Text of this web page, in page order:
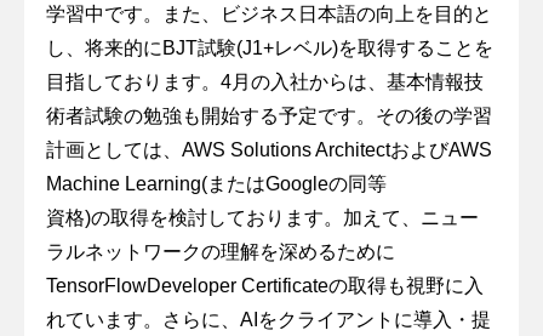
学習中です。また、ビジネス日本語の向上を目的と
し、将来的にBJT試験(J1+レベル)を取得することを
目指しております。4月の入社からは、基本情報技
術者試験の勉強も開始する予定です。その後の学習
計画としては、AWS Solutions ArchitectおよびAWS
Machine Learning(またはGoogleの同等
資格)の取得を検討しております。加えて、ニュー
ラルネットワークの理解を深めるために
TensorFlowDeveloper Certificateの取得も視野に入
れています。さらに、AIをクライアントに導入・提